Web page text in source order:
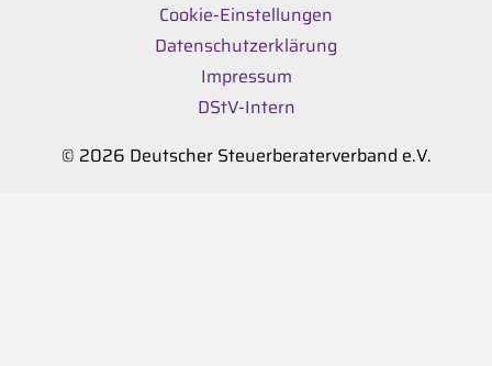
Cookie-Einstellungen
Datenschutzerklärung
Impressum
DStV-Intern
© 2026 Deutscher Steuerberaterverband e.V.